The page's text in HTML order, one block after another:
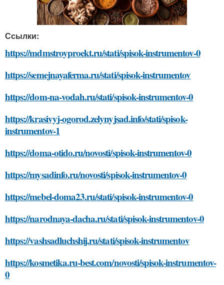
Ссылки:
https://mdmstroyproekt.ru/stati/spisok-instrumentov-0
https://semejnayaferma.ru/stati/spisok-instrumentov
https://dom-na-vodah.ru/stati/spisok-instrumentov-0
https://krasivyj-ogorod.zelynyjsad.info/stati/spisok-
instrumentov-1
https://doma-otido.ru/novosti/spisok-instrumentov-0
https://mysadinfo.ru/novosti/spisok-instrumentov-0
https://mebel-doma23.ru/stati/spisok-instrumentov-0
https://narodnaya-dacha.ru/stati/spisok-instrumentov-0
https://vashsadluchshij.ru/stati/spisok-instrumentov
https://kosmetika.ru-best.com/novosti/spisok-instrumentov-
0